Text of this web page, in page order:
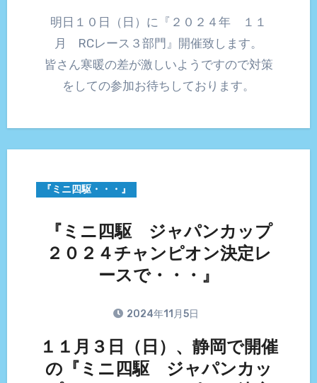
明日１０日（日）に『２０２４年 １１
月 RCレース３部門』開催致します。
皆さん寒暖の差が激しいようですので対策
をしての参加お待ちしております。
『ミニ四駆・・・』
『ミニ四駆 ジャパンカップ
２０２４チャンピオン決定レ
ースで・・・』
2024年11月5日
１１月３日（日）、静岡で開催
の『ミニ四駆 ジャパンカッ